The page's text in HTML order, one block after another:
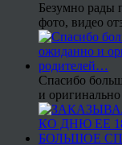
Безумно рады
фото, видео
Спасибо
и